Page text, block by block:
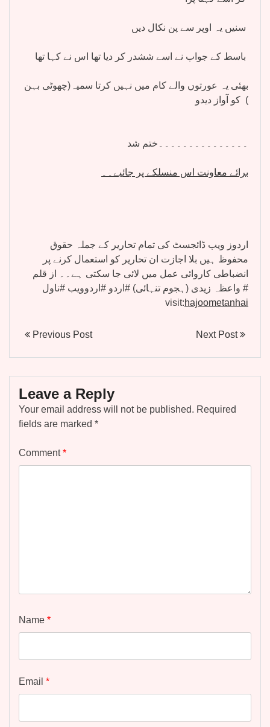
بھئی یہ عورتوں والے کام میں نہیں کرتا سمیہ(چھوٹی بہن
) کو آواز دیدو
۔۔۔۔۔۔۔۔۔۔۔۔۔۔۔ختم شد
برائے معاونت اس منسلکے پر جائیے۔۔
اردوز ویب ڈائجسٹ کی تمام تحاریر کے جملہ حقوق
محفوظ ہیں بلا اجازت ان تحاریر کو استعمال کرنے پر
انضباطی کاروائی عمل میں لائی جا سکتی ہے۔۔ از قلم
واعظہ زیدی (ہجوم تنہائی) #اردو #اردوویب #ناول #
visit:hajoometanhai
Previous Post Next Post
Leave a Reply
Your email address will not be published. Required
fields are marked *
Comment*
Name *
Email *